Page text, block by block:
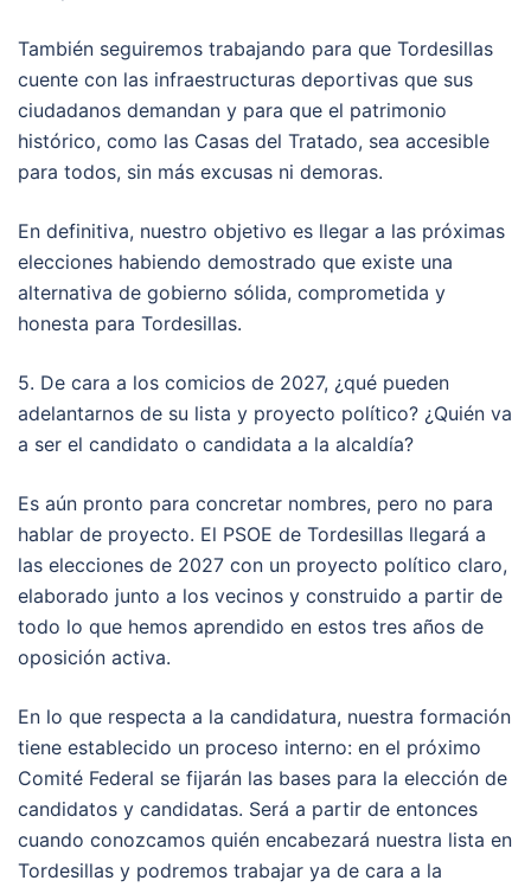
También seguiremos trabajando para que Tordesillas
cuente con las infraestructuras deportivas que sus
ciudadanos demandan y para que el patrimonio
histórico, como las Casas del Tratado, sea accesible
para todos, sin más excusas ni demoras.
En definitiva, nuestro objetivo es llegar a las próximas
elecciones habiendo demostrado que existe una
alternativa de gobierno sólida, comprometida y
honesta para Tordesillas.
5. De cara a los comicios de 2027, ¿qué pueden
adelantarnos de su lista y proyecto político? ¿Quién va
a ser el candidato o candidata a la alcaldía?
Es aún pronto para concretar nombres, pero no para
hablar de proyecto. El PSOE de Tordesillas llegará a
las elecciones de 2027 con un proyecto político claro,
elaborado junto a los vecinos y construido a partir de
todo lo que hemos aprendido en estos tres años de
oposición activa.
En lo que respecta a la candidatura, nuestra formación
tiene establecido un proceso interno: en el próximo
Comité Federal se fijarán las bases para la elección de
candidatos y candidatas. Será a partir de entonces
cuando conozcamos quién encabezará nuestra lista en
Tordesillas y podremos trabajar ya de cara a la